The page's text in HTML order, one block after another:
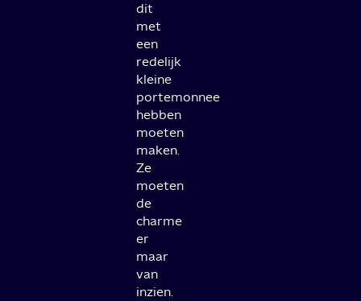
dit
met
een
redelijk
kleine
portemonnee
hebben
moeten
maken.
Ze
moeten
de
charme
er
maar
van
inzien.